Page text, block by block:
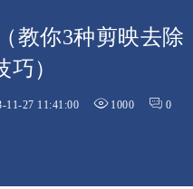
教你3种剪映去除
巧）
11-27 11:41:00 1000 0